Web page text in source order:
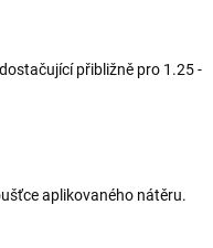
přibližně pro 1.25 -
aplikovaného nátěru.